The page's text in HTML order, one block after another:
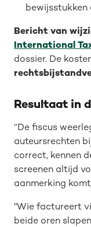
bewijsstukken
Bericht van
International
dossier. De
Resultaat in
“De fiscus
auteursrechten
correct, kennen
screenen altijd
aanmerking
"Wie factureert
beide oren